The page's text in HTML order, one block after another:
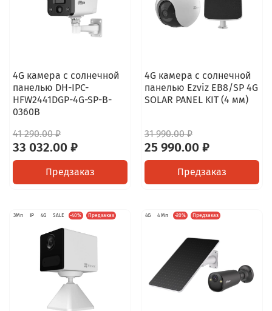
4G камера с солнечной
панелью DH-IPC-
HFW2441DGP-4G-SP-B-
0360B
41 290.00 ₽
33 032.00 ₽
Предзаказ
4G камера с солнечной
панелью Ezviz EB8/SP 4G
SOLAR PANEL KIT (4 мм)
31 990.00 ₽
25 990.00 ₽
Предзаказ
3Мп IP 4G SALE -40% Предзаказ 4G 4 Мп -20% Предзаказ